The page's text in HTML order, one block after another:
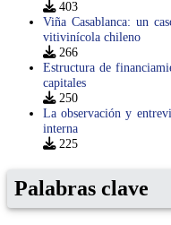
403
Viña Casablanca: un
vitivinícola chileno
266
Estructura de
capitales
250
La observación y
interna
225
Palabras clave